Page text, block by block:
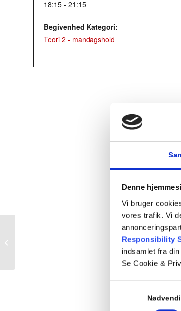
Denne
Vi bruger
vores trafik. Vi
Responsibility
indsamlet fra
Se Cookie &
18:15 - 21:15
Begivenhed Kategori:
Teori 2 - mandagshold